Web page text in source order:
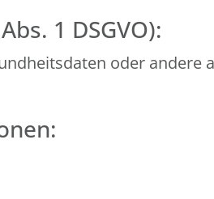
1 DSGVO):
oder andere